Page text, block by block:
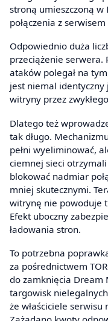
stroną umieszczoną
połączenia z
Odpowiednio duża
przeciążenie
ataków polegał na
jest niemal identyczny
witryny przez
Dlatego też
tak długo.
pełni wyeliminować,
ciemnej sieci
blokować nadmiar
mniej skutecznymi.
witrynę nie powoduje
Efekt uboczny
ładowania stron.
To potrzebna
za pośrednictwem
do zamknięcia Dream
targowisk
że właściciele serwisu